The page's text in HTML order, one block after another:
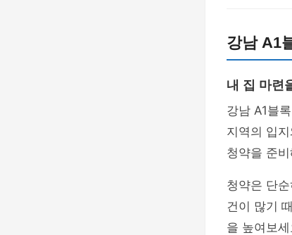
강남 A1
내 집 마련
강남 A1블
지역의 입
청약을 준
청약은 단
건이 많기
을 높여보